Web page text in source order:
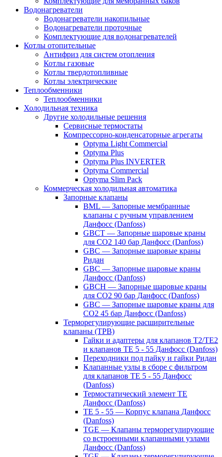
Водонагреватели
Водонагреватели накопильные
Водонагреватели проточные
Комплектующие для водонагревателей
Котлы отопительные
Антифриз для систем отопления
Котлы газовые
Котлы твердотопливные
Котлы электрические
Теплообменники
Теплообменники
Холодильная техника
Другие холодильные решения
Сервисные термостаты
Компрессорно-конденсаторные агрегаты
Optyma Light Commercial
Optyma Plus
Optyma Plus INVERTER
Optyma Commercial
Optyma Slim Pack
Коммерческая холодильная автоматика
Запорные клапаны
BML — Запорные мембранные
клапаны с ручным управлением
Данфосс (Danfoss)
GBCT — Запорные шаровые краны
для CO2 140 бар Данфосс (Danfoss)
GBC — Запорные шаровые краны
Ридан
GBC — Запорные шаровые краны
Данфосс (Danfoss)
GBCH — Запорные шаровые краны
для CO2 90 бар Данфосс (Danfoss)
GBC — Запорные шаровые краны для
CO2 45 бар Данфосс (Danfoss)
Терморегулирующие расширительные
клапаны (ТРВ)
Гайки и адаптеры для клапанов T2/TE2
и клапанов TE 5 - 55 Данфосс (Danfoss)
Переходники под пайку и гайки Ридан
Клапанные узлы в сборе с фильтром
для клапанов TE 5 - 55 Данфосс
(Danfoss)
Термостатический элемент TE
Данфосс (Danfoss)
TE 5 - 55 — Корпус клапана Данфосс
(Danfoss)
TGE — Клапаны терморегулирующие
со встроенными клапанными узлами
Данфосс (Danfoss)